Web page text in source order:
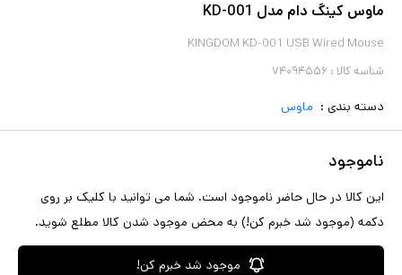
ماوس کینگ دام مدل KD-001
KINGDOM KD-001 USB Wired Mouse
شناسه کالا : ۷۴۰۹۴۵۵۶
دسته بندی : ماوس
ناموجود
این کالا در حال حاضر ناموجود است. شما می توانید با کلیک بر روی
دکمه (موجود شد خبرم کن!) به محض موجود شدن کالا مطلع شوید.
موجود شد خبرم کن!